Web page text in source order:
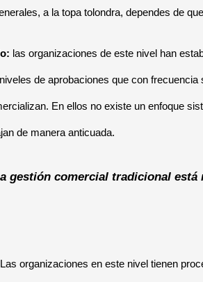
a la topa tolondra, dependes de
las organizaciones de este nivel han
de aprobaciones que con
En ellos no existe un enfoque
de manera anticuada.
gestión comercial tradicional está
Las organizaciones en este nivel tienen